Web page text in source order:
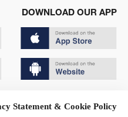
DOWNLOAD OUR APP
Statement & Cookie Policy